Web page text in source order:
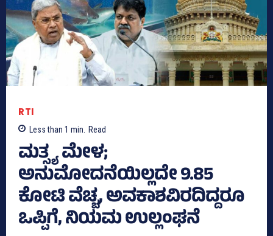
RTI
Less than 1 min. Read
ಮತ್ಸ್ಯ ಮೇಳ;
ಅನುಮೋದನೆಯಿಲ್ಲದೇ 9.85
ಕೋಟಿ ವೆಚ್ಚ, ಅವಕಾಶವಿರದಿದ್ದರೂ
ಒಪ್ಪಿಗೆ, ನಿಯಮ ಉಲ್ಲಂಘನೆ